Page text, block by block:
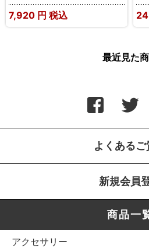
7,920 円 税込
最近見た
よくあるご
新規会員
商品一
アクセサリー